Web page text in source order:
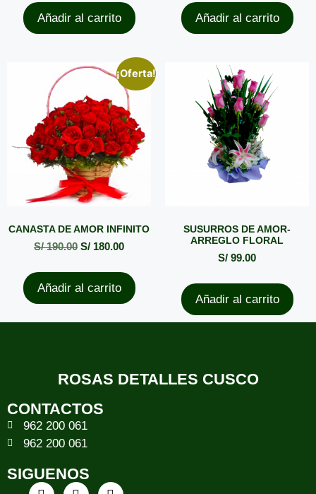
Añadir al carrito Añadir al carrito
¡Oferta!
CANASTA DE AMOR INFINITO
S/190.00 S/ 180.00
Añadir al carrito
SUSURROS DE AMOR-
ARREGLO FLORAL
S/ 99.00
Añadir al carrito
ROSAS DETALLES CUSCO
CONTACTOS
962 200 061
962 200 061
SIGUENOS